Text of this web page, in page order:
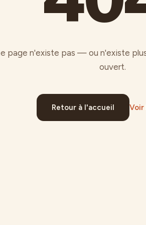
page n'existe pas — ou n'existe
ouvert.
Retour à l'accueil Voir